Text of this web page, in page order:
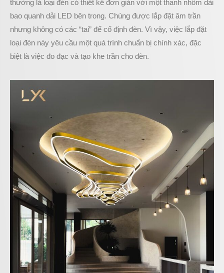
thường là loại đèn có thiết kế đơn giản với một thanh nhôm dài
bao quanh dải LED bên trong. Chúng được lắp đặt âm trần
nhưng không có các “tai” để cố định đèn. Vì vậy, việc lắp đặt
loại đèn này yêu cầu một quá trình chuẩn bị chính xác, đặc
biệt là việc đo đạc và tạo khe trần cho đèn.